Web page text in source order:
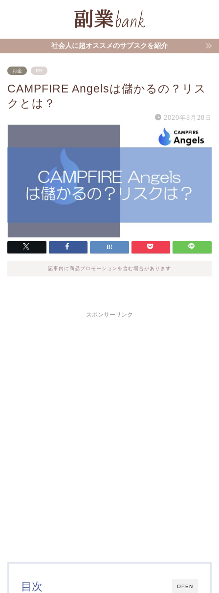
社会人に超オススメのサブスクを紹介
お金 PR
CAMPFIRE Angelsは儲かるの？リス
クとは？
2020年8月28日
記事内に商品プロモーションを含む場合があります
スポンサーリンク
OPEN
目次